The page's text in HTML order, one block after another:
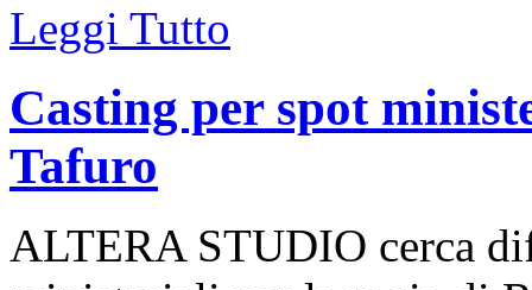
Leggi Tutto
Casting per spot
Tafuro
ALTERA STUDIO cerca